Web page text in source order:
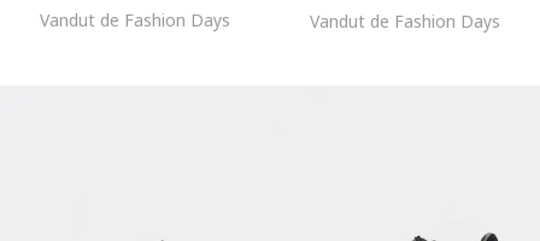
Vandut de Fashion Days Vandut de Fashion Days